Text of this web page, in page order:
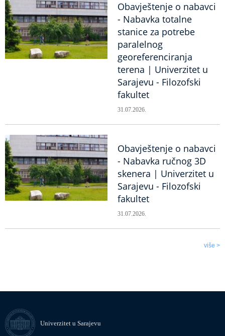
Obavještenje o nabavci
- Nabavka totalne
stanice za potrebe
paralelnog
georeferenciranja
terena | Univerzitet u
Sarajevu - Filozofski
fakultet
31.07.2026.
Obavještenje o nabavci
- Nabavka ručnog 3D
skenera | Univerzitet u
Sarajevu - Filozofski
fakultet
31.07.2026.
više >
Univerzitet u Sarajevu